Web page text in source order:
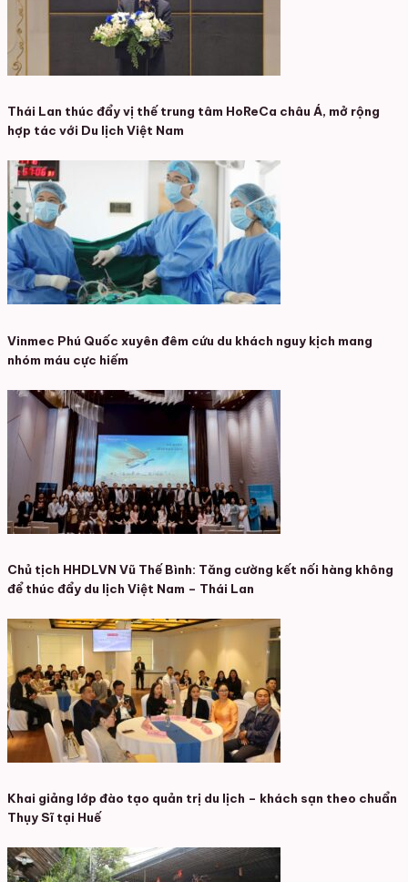
Thái Lan thúc đẩy vị thế trung tâm HoReCa châu Á, mở rộng
hợp tác với Du lịch Việt Nam
Vinmec Phú Quốc xuyên đêm cứu du khách nguy kịch mang
nhóm máu cực hiếm
Chủ tịch HHDLVN Vũ Thế Bình: Tăng cường kết nối hàng không
để thúc đẩy du lịch Việt Nam – Thái Lan
Khai giảng lớp đào tạo quản trị du lịch – khách sạn theo chuẩn
Thụy Sĩ tại Huế